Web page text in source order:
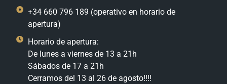
+34 660 796 189 (operativo en horario de
apertura)
Horario de apertura:
De lunes a viernes de 13 a 21h
Sábados de 17 a 21h
Cerramos del 13 al 26 de agosto!!!!